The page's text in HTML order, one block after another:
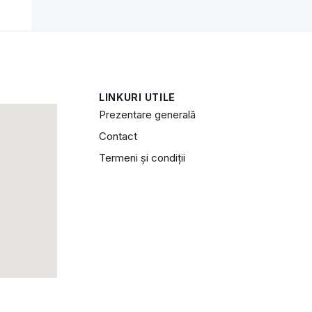
LINKURI UTILE
Prezentare generală
Contact
Termeni și condiții